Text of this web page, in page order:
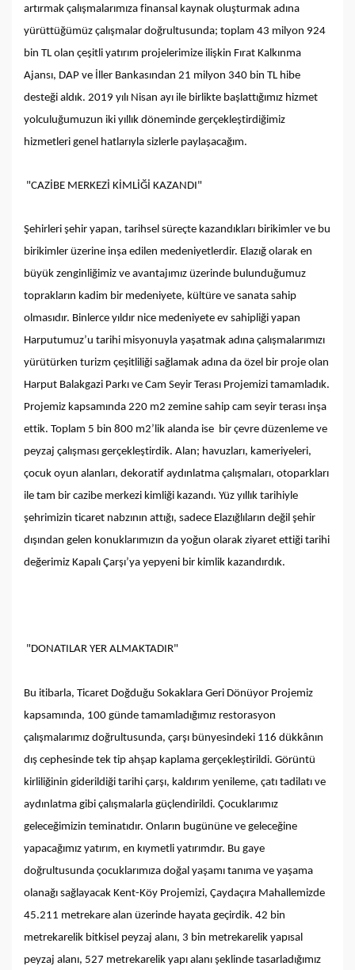
artırmak çalışmalarımıza finansal kaynak oluşturmak adına
yürüttüğümüz çalışmalar doğrultusunda; toplam 43 milyon 924
bin TL olan çeşitli yatırım projelerimize ilişkin Fırat Kalkınma
Ajansı, DAP ve İller Bankasından 21 milyon 340 bin TL hibe
desteği aldık. 2019 yılı Nisan ayı ile birlikte başlattığımız hizmet
yolculuğumuzun iki yıllık döneminde gerçekleştirdiğimiz
hizmetleri genel hatlarıyla sizlerle paylaşacağım.
"CAZİBE MERKEZİ KİMLİĞİ KAZANDI"
Şehirleri şehir yapan, tarihsel süreçte kazandıkları birikimler ve bu
birikimler üzerine inşa edilen medeniyetlerdir. Elazığ olarak en
büyük zenginliğimiz ve avantajımız üzerinde bulunduğumuz
toprakların kadim bir medeniyete, kültüre ve sanata sahip
olmasıdır. Binlerce yıldır nice medeniyete ev sahipliği yapan
Harputumuz’u tarihi misyonuyla yaşatmak adına çalışmalarımızı
yürütürken turizm çeşitliliği sağlamak adına da özel bir proje olan
Harput Balakgazi Parkı ve Cam Seyir Terası Projemizi tamamladık.
Projemiz kapsamında 220 m2 zemine sahip cam seyir terası inşa
ettik. Toplam 5 bin 800 m2’lik alanda ise bir çevre düzenleme ve
peyzaj çalışması gerçekleştirdik. Alan; havuzları, kameriyeleri,
çocuk oyun alanları, dekoratif aydınlatma çalışmaları, otoparkları
ile tam bir cazibe merkezi kimliği kazandı. Yüz yıllık tarihiyle
şehrimizin ticaret nabzının attığı, sadece Elazığlıların değil şehir
dışından gelen konuklarımızın da yoğun olarak ziyaret ettiği tarihi
değerimiz Kapalı Çarşı’ya yepyeni bir kimlik kazandırdık.
"DONATILAR YER ALMAKTADIR"
Bu itibarla, Ticaret Doğduğu Sokaklara Geri Dönüyor Projemiz
kapsamında, 100 günde tamamladığımız restorasyon
çalışmalarımız doğrultusunda, çarşı bünyesindeki 116 dükkânın
dış cephesinde tek tip ahşap kaplama gerçekleştirildi. Görüntü
kirliliğinin giderildiği tarihi çarşı, kaldırım yenileme, çatı tadilatı ve
aydınlatma gibi çalışmalarla güçlendirildi. Çocuklarımız
geleceğimizin teminatıdır. Onların bugününe ve geleceğine
yapacağımız yatırım, en kıymetli yatırımdır. Bu gaye
doğrultusunda çocuklarımıza doğal yaşamı tanıma ve yaşama
olanağı sağlayacak Kent-Köy Projemizi, Çaydaçıra Mahallemizde
45.211 metrekare alan üzerinde hayata geçirdik. 42 bin
metrekarelik bitkisel peyzaj alanı, 3 bin metrekarelik yapısal
peyzaj alanı, 527 metrekarelik yapı alanı şeklinde tasarladığımız